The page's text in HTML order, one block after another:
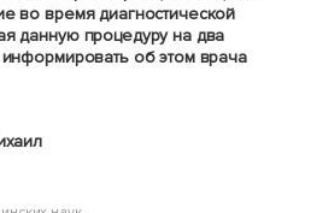
во время диагностической
данную процедуру на два
об этом врача